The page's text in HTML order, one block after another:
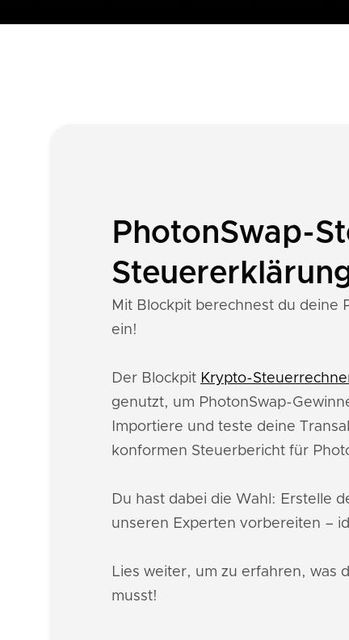
PhotonSwap-
Mit Blockpit berechnest du deine
ein!
Der Blockpit Krypto-
genutzt, um PhotonSwap-
Importiere und teste deine
konformen Steuerbericht für
Du hast dabei die Wahl: Erstelle
unseren Experten vorbereiten –
Lies weiter, um zu erfahren, was
musst!